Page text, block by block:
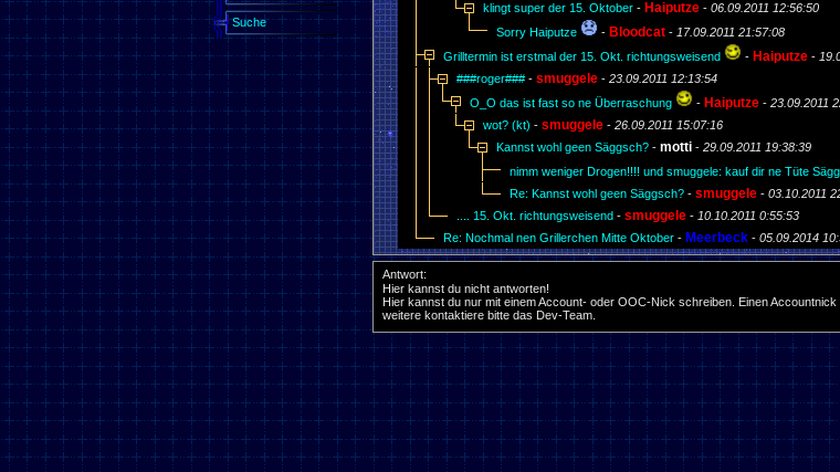
Suche
klingt super der 15. Oktober- Haiputze- 06.09.2011 12:56:50
Sorry Haiputze
- Bloodcat- 17.09.2011 21:57:08
Grilltermin ist erstmal der 15. Okt. richtungsweisend
- Haiputze-
###roger###- smuggele- 23.09.2011 12:13:54
O_O das ist fast so ne Überraschung
- Haiputze- 23.09.2011
wot? (kt) - smuggele- 26.09.2011 15:07:16
Kannst wohl geen Säggsch?- motti- 29.09.2011 19:38:39
nimm weniger Drogen!!!! und smuggele: kauf dir ne Tüte
Re: Kannst wohl geen Säggsch?- smuggele- 03.10.2011
.... 15. Okt. richtungsweisend- smuggele- 10.10.2011 0:55:53
Re: Nochmal nen Grillerchen Mitte Oktober- Meerbeck- 05.09.2014
Antwort:
Hier kannst du nicht antworten!
Hier kannst du nur mit einem Account- oder OOC-Nick schreiben. Einen
weitere kontaktiere bitte das Dev-Team.